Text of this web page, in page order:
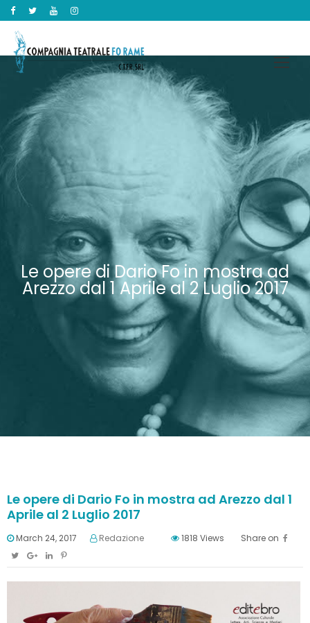
Le opere di Dario Fo in mostra ad
Arezzo dal 1 Aprile al 2 Luglio 2017
Le opere di Dario Fo in mostra ad Arezzo dal 1
Aprile al 2 Luglio 2017
March 24, 2017 Redazione 1818 Views Share on